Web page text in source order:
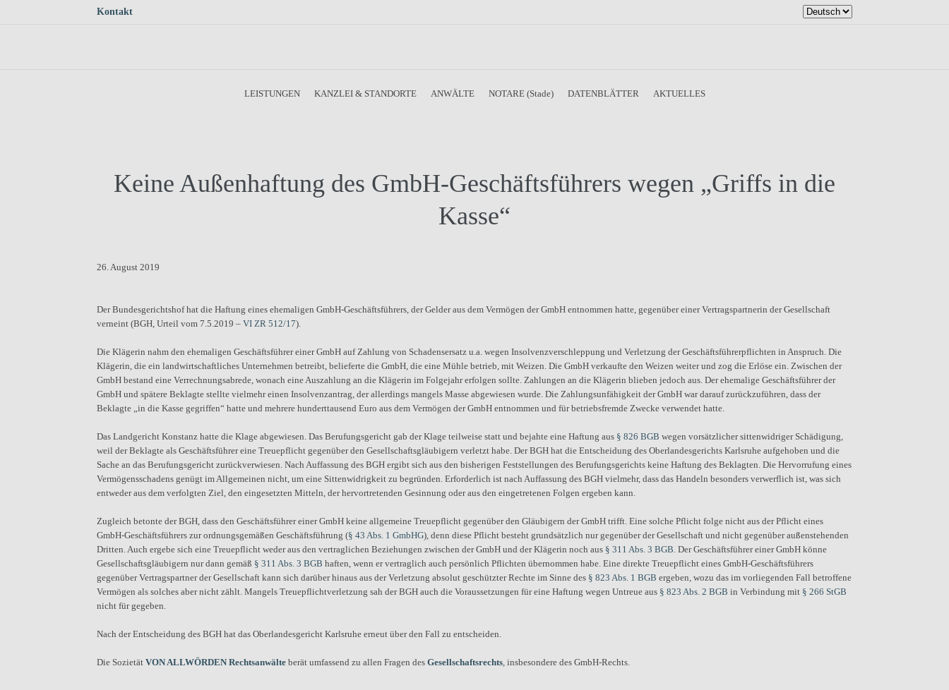
Kontakt
Sprache
LEISTUNGEN KANZLEI & STANDORTE ANWÄLTE NOTARE (Stade) DATENBLÄTTER AKTUELLES
Keine Außenhaftung des GmbH-Geschäftsführers wegen „Griffs in die
Kasse“
26. August 2019
Der Bundesgerichtshof hat die Haftung eines ehemaligen GmbH-Geschäftsführers, der Gelder aus dem Vermögen der GmbH entnommen hatte, gegenüber einer Vertragspartnerin der Gesellschaft
verneint (BGH, Urteil vom 7.5.2019 – VI ZR 512/17).
Die Klägerin nahm den ehemaligen Geschäftsführer einer GmbH auf Zahlung von Schadensersatz u.a. wegen Insolvenzverschleppung und Verletzung der Geschäftsführerpflichten in Anspruch. Die
Klägerin, die ein landwirtschaftliches Unternehmen betreibt, belieferte die GmbH, die eine Mühle betrieb, mit Weizen. Die GmbH verkaufte den Weizen weiter und zog die Erlöse ein. Zwischen der
GmbH bestand eine Verrechnungsabrede, wonach eine Auszahlung an die Klägerin im Folgejahr erfolgen sollte. Zahlungen an die Klägerin blieben jedoch aus. Der ehemalige Geschäftsführer der
GmbH und spätere Beklagte stellte vielmehr einen Insolvenzantrag, der allerdings mangels Masse abgewiesen wurde. Die Zahlungsunfähigkeit der GmbH war darauf zurückzuführen, dass der
Beklagte „in die Kasse gegriffen“ hatte und mehrere hunderttausend Euro aus dem Vermögen der GmbH entnommen und für betriebsfremde Zwecke verwendet hatte.
Das Landgericht Konstanz hatte die Klage abgewiesen. Das Berufungsgericht gab der Klage teilweise statt und bejahte eine Haftung aus § 826 BGB wegen vorsätzlicher sittenwidriger Schädigung,
weil der Beklagte als Geschäftsführer eine Treuepflicht gegenüber den Gesellschaftsgläubigern verletzt habe. Der BGH hat die Entscheidung des Oberlandesgerichts Karlsruhe aufgehoben und die
Sache an das Berufungsgericht zurückverwiesen. Nach Auffassung des BGH ergibt sich aus den bisherigen Feststellungen des Berufungsgerichts keine Haftung des Beklagten. Die Hervorrufung eines
Vermögensschadens genügt im Allgemeinen nicht, um eine Sittenwidrigkeit zu begründen. Erforderlich ist nach Auffassung des BGH vielmehr, dass das Handeln besonders verwerflich ist, was sich
entweder aus dem verfolgten Ziel, den eingesetzten Mitteln, der hervortretenden Gesinnung oder aus den eingetretenen Folgen ergeben kann.
Zugleich betonte der BGH, dass den Geschäftsführer einer GmbH keine allgemeine Treuepflicht gegenüber den Gläubigern der GmbH trifft. Eine solche Pflicht folge nicht aus der Pflicht eines
GmbH-Geschäftsführers zur ordnungsgemäßen Geschäftsführung (§ 43 Abs. 1 GmbHG), denn diese Pflicht besteht grundsätzlich nur gegenüber der Gesellschaft und nicht gegenüber außenstehenden
Dritten. Auch ergebe sich eine Treuepflicht weder aus den vertraglichen Beziehungen zwischen der GmbH und der Klägerin noch aus § 311 Abs. 3 BGB. Der Geschäftsführer einer GmbH könne
Gesellschaftsgläubigern nur dann gemäß § 311 Abs. 3 BGB haften, wenn er vertraglich auch persönlich Pflichten übernommen habe. Eine direkte Treuepflicht eines GmbH-Geschäftsführers
gegenüber Vertragspartner der Gesellschaft kann sich darüber hinaus aus der Verletzung absolut geschützter Rechte im Sinne des § 823 Abs. 1 BGB ergeben, wozu das im vorliegenden Fall betroffene
Vermögen als solches aber nicht zählt. Mangels Treuepflichtverletzung sah der BGH auch die Voraussetzungen für eine Haftung wegen Untreue aus § 823 Abs. 2 BGB in Verbindung mit § 266 StGB
nicht für gegeben.
Nach der Entscheidung des BGH hat das Oberlandesgericht Karlsruhe erneut über den Fall zu entscheiden.
Die Sozietät VON ALLWÖRDEN Rechtsanwälte berät umfassend zu allen Fragen des Gesellschaftsrechts, insbesondere des GmbH-Rechts.